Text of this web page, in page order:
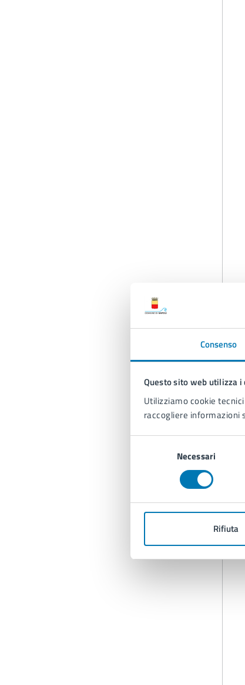
Consenso
Questo sito web utilizza i
Utilizziamo cookie
raccogliere informazioni
Necessari
Rifiuta